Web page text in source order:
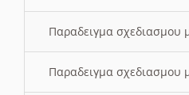
Παραδειγμα σχεδιασμου
Παραδειγμα σχεδιασμου